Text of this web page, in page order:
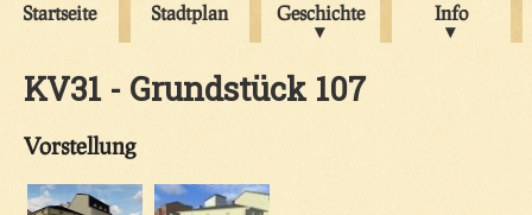
Startseite Stadtplan Geschichte Info
KV31 - Grundstück 107
Vorstellung